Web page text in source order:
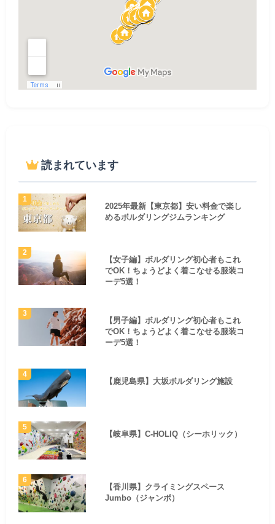
読まれています
2025年最新【東京都】安い料金で楽し
めるボルダリングジムランキング
【女子編】ボルダリング初心者もこれ
でOK！ちょうどよく着こなせる服装コ
ーデ5選！
【男子編】ボルダリング初心者もこれ
でOK！ちょうどよく着こなせる服装コ
ーデ5選！
【鹿児島県】大坂ボルダリング施設
【岐阜県】C-HOLIQ（シーホリック）
【香川県】クライミングスペース
Jumbo（ジャンボ）